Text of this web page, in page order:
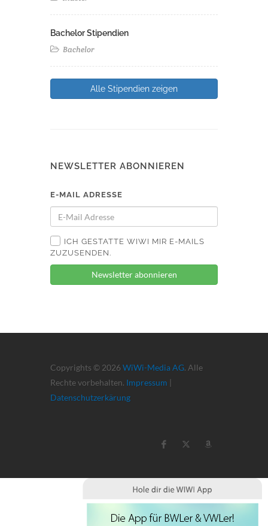
Bachelor Stipendien
Bachelor
Alle Stipendien zeigen
NEWSLETTER ABONNIEREN
E-MAIL ADRESSE
ICH GESTATTE WIWI MIR E-MAILS
ZUZUSENDEN.
Newsletter abonnieren
Copyrights © 2026 WiWi-Media AG. Alle
Rechte vorbehalten. Impressum |
Datenschutzerkärung